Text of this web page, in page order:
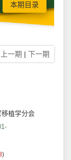
本期目录
上一期 | 下一期
植学分会
)